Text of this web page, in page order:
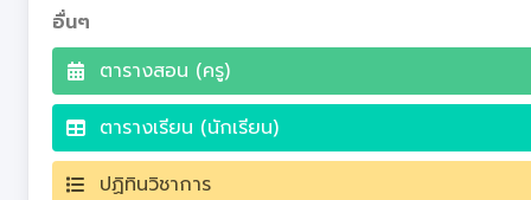
อื่นๆ
ตารางสอน (ครู)
ตารางเรียน (นักเรียน)
ปฏิทินวิชาการ